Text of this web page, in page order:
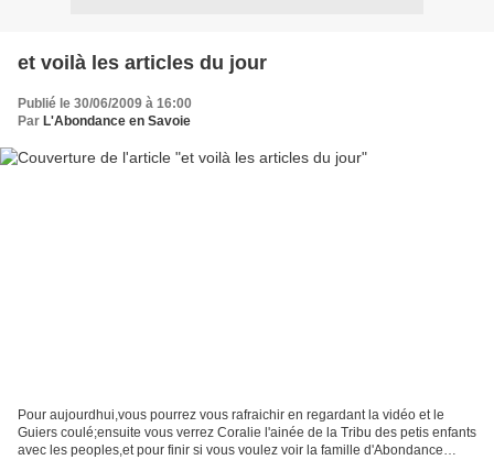
et voilà les articles du jour
Publié le 30/06/2009 à 16:00
Par L'Abondance en Savoie
Pour aujourdhui,vous pourrez vous rafraichir en regardant la vidéo et le
Guiers coulé;ensuite vous verrez Coralie l'ainée de la Tribu des petis enfants
avec les peoples,et pour finir si vous voulez voir la famille d'Abondance